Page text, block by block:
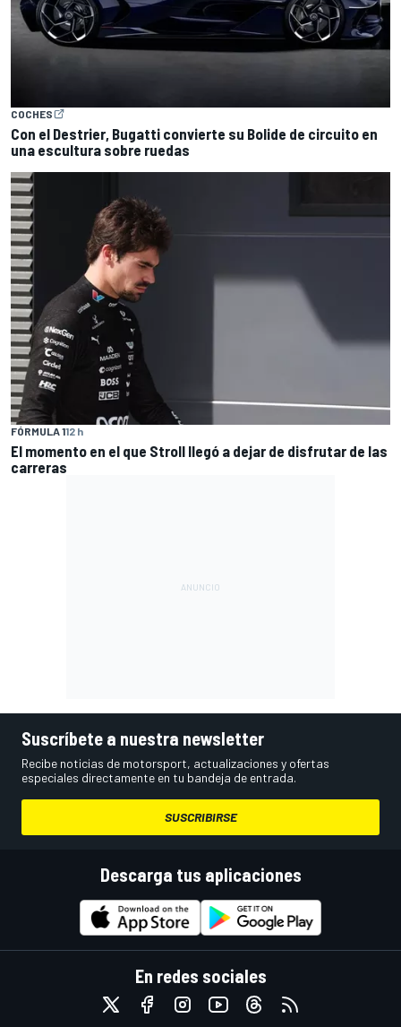
COCHES
Con el Destrier, Bugatti convierte su Bolide de circuito en
una escultura sobre ruedas
FÓRMULA 112 h
El momento en el que Stroll llegó a dejar de disfrutar de las
carreras
Suscríbete a nuestra newsletter
Recibe noticias de motorsport, actualizaciones y ofertas
especiales directamente en tu bandeja de entrada.
SUSCRIBIRSE
Descarga tus aplicaciones
En redes sociales